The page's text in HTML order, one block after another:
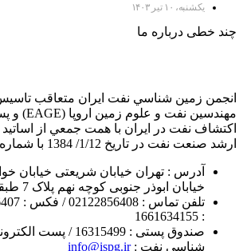
یکشنبه، ۱۰ تیر ۱۴۰۳
چند خطی درباره ما
انجمن زمين شناسي نفت ايران متعاقب
اكتشاف نفت در ايران با همت جمعي از اساتيد
ارشد صنعت نفت در تاريخ 1/12/ 1384 با شماره 19344 به ثبت رسيد.
آدرس : تهران خیابان شریعتی خیابان
خیابان ابوذر جنوبی کوچه نهم پلاک 7 طبقه 4
: 1661634155
صندوق پستی : 16315499
شناسی نفت :info@ispg.ir